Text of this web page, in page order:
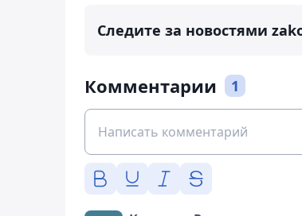
Следите за новостями
Комментарии 1